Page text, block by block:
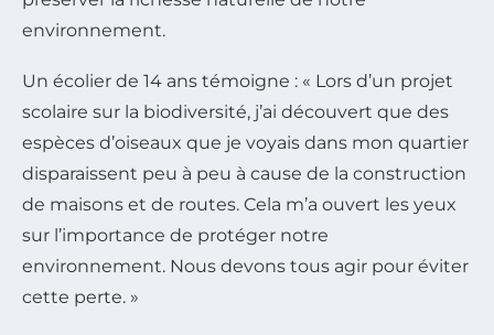
environnement.
Un écolier de 14 ans témoigne : « Lors d’un projet
scolaire sur la biodiversité, j’ai découvert que des
espèces d’oiseaux que je voyais dans mon quartier
disparaissent peu à peu à cause de la construction
de maisons et de routes. Cela m’a ouvert les yeux
sur l’importance de protéger notre
environnement. Nous devons tous agir pour éviter
cette perte. »